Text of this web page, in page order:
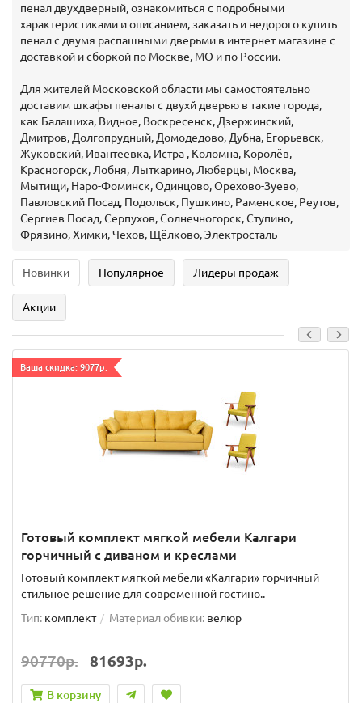
пенал двухдверный, ознакомиться с подробными
характеристиками и описанием, заказать и недорого купить
пенал с двумя распашными дверьми в интернет магазине с
доставкой и сборкой по Москве, МО и по России.
Для жителей Московской области мы самостоятельно
доставим шкафы пеналы с двухй дверью в такие города,
как Балашиха, Видное, Воскресенск, Дзержинский,
Дмитров, Долгопрудный, Домодедово, Дубна, Егорьевск,
Жуковский, Ивантеевка, Истра , Коломна, Королёв,
Красногорск, Лобня, Лыткарино, Люберцы, Москва,
Мытищи, Наро-Фоминск, Одинцово, Орехово-Зуево,
Павловский Посад, Подольск, Пушкино, Раменское, Реутов,
Сергиев Посад, Серпухов, Солнечногорск, Ступино,
Фрязино, Химки, Чехов, Щёлково, Электросталь
Новинки Популярное Лидеры продаж
Акции
Ваша скидка: 9077р.
Готовый комплект мягкой мебели Калгари
горчичный с диваном и креслами
Готовый комплект мягкой мебели «Калгари» горчичный —
стильное решение для современной гостино..
Тип: комплект Материал обивки: велюр
90770р. 81693р.
В корзину